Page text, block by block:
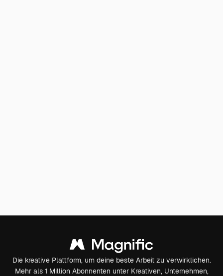
Die kreative Plattform, um deine beste Arbeit zu verwirklichen.
Mehr als 1 Million Abonnenten unter Kreativen, Unternehmen,